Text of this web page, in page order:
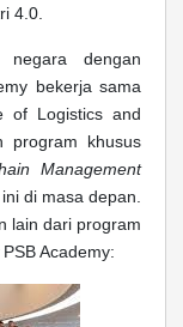
4.0.
dengan
bekerja sama
of Logistics and
program khusus
Management
di masa depan.
lain dari program
PSB Academy: